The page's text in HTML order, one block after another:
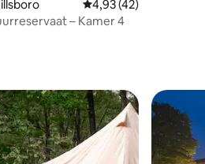
Gemiddelde
4,93 (42)
– Kamer 4